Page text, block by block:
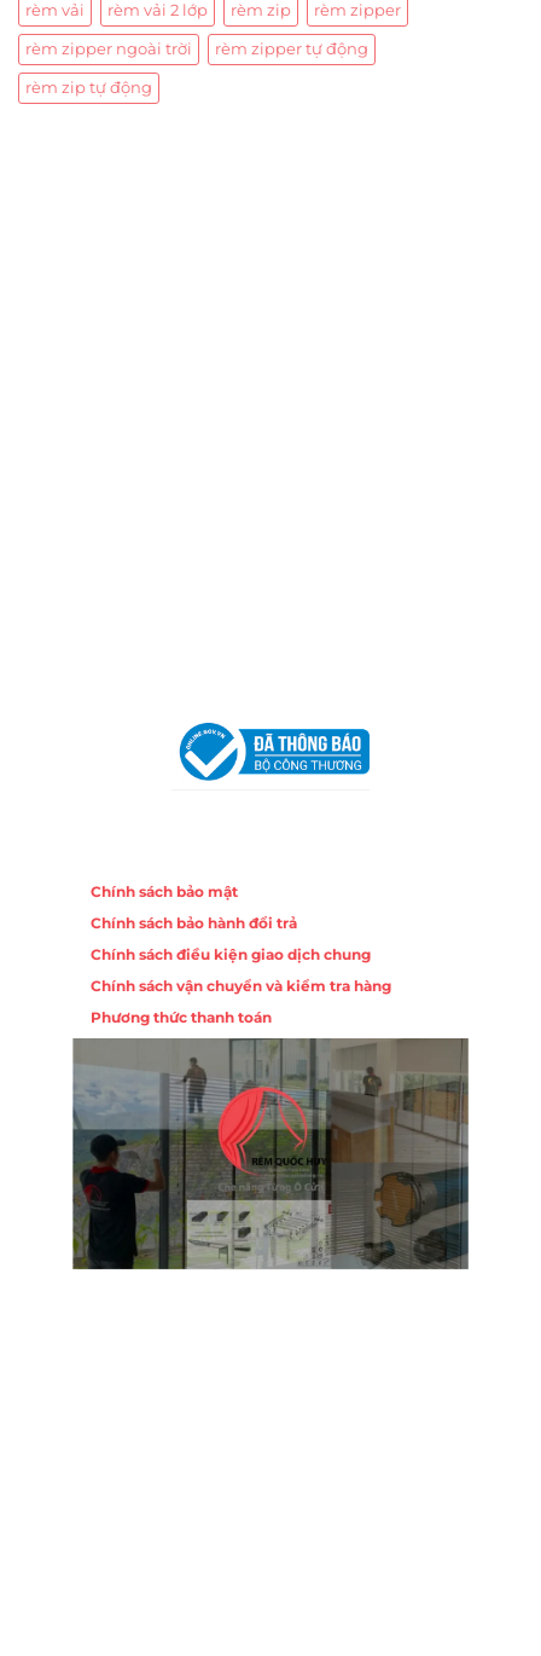
rèm vải rèm vải 2 lớp rèm zip rèm zipper
rèm zipper ngoài trời rèm zipper tự động
rèm zip tự động
Chính sách bảo mật
Chính sách bảo hành đổi trả
Chính sách điều kiện giao dịch chung
Chính sách vận chuyển và kiểm tra hàng
Phương thức thanh toán